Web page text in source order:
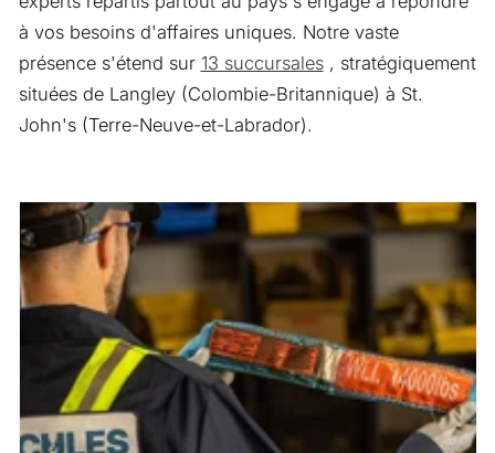
à vos besoins d'affaires uniques. Notre vaste
présence s'étend sur 13 succursales, stratégiquement
situées de Langley (Colombie-Britannique) à St.
John's (Terre-Neuve-et-Labrador).